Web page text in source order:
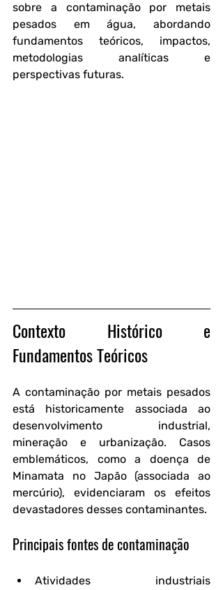
sobre a contaminação por metais
pesados em água, abordando
fundamentos teóricos, impactos,
metodologias analíticas e
perspectivas futuras.
Contexto Histórico e
Fundamentos Teóricos
A contaminação por metais pesados
está historicamente associada ao
desenvolvimento industrial,
mineração e urbanização. Casos
emblemáticos, como a doença de
Minamata no Japão (associada ao
mercúrio), evidenciaram os efeitos
devastadores desses contaminantes.
Principais fontes de contaminação
Atividades industriais